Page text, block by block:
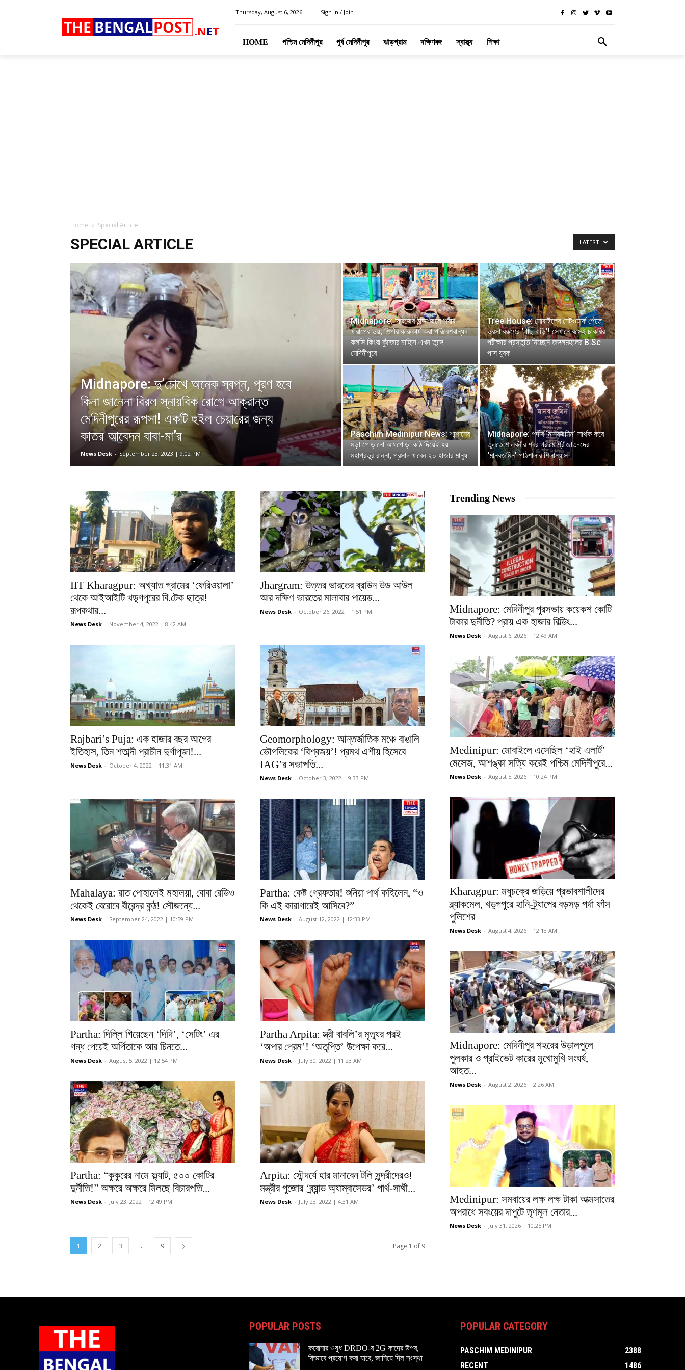
.NET
THE BENGALPOST
Thursday, August 6, 2026 Sign in / Join
HOME পশ্চিম মেদিনীপুর পূর্ব মেদিনীপুর ঝাড়গ্রাম দক্ষিণবঙ্গ স্বাস্থ্য শিক্ষা
Home Special Article
SPECIAL ARTICLE LATEST
Midnapore: দু’চোখে অনেক স্বপ্ন, পূরণ হবে
কিনা জানেনা বিরল স্নায়বিক রোগে আক্রান্ত
মেদিনীপুরের রূপসা! একটি হুইল চেয়ারের জন্য
কাতর আবেদন বাবা-মা’র
News Desk - September 23, 2023 | 9:02 PM
Midnapore: ফ্রিজের ঠান্ডা জলে শরীর
খারাপের ভয়, শিল্পীর কারুকার্য করা পরিবেশবান্ধব
কলসি কিংবা কুঁজোর চাহিদা এখন তুঙ্গে
মেদিনীপুরে
Tree House: মোবাইলের নেটওয়ার্ক পেতে
ভরসা বরুণের ‘গাছ বাড়ি’! সেখানে বসেই চাকরির
পরীক্ষার প্রস্তুতি নিচ্ছেন জঙ্গলমহলের B.Sc
পাস যুবক
Paschim Medinipur News: শ্মশানের
মড়া পোড়ানো আধপোড়া কাঠ দিয়েই হয়
মহাপ্রভুর রান্না, প্রসাদ খাবেন ২০ হাজার মানুষ
Midnapore: পর্দার ‘মানবজমিন’ সার্থক করে
তুলতে শালবনীর শবর গ্রামে শ্রীজাত-দের
‘মানবজমিন’ পাঠশালার শিলান্যাস
IIT Kharagpur: অখ্যাত গ্রামের ‘ফেরিওয়ালা’
থেকে আইআইটি খড়্গপুরের বি.টেক ছাত্র!
রূপকথার...
News Desk - November 4, 2022 | 8:42 AM
Jhargram: উত্তর ভারতের ব্রাউন উড আউল
আর দক্ষিণ ভারতের মালাবার পায়েড...
News Desk - October 26, 2022 | 1:51 PM
Rajbari’s Puja: এক হাজার বছর আগের
ইতিহাস, তিন শতাব্দী প্রাচীন দুর্গাপূজা!...
News Desk - October 4, 2022 | 11:31 AM
Geomorphology: আন্তর্জাতিক মঞ্চে বাঙালি
ভৌগলিকের ‘বিশ্বজয়’! প্রমথ এশীয় হিসেবে
IAG’র সভাপতি...
News Desk - October 3, 2022 | 9:33 PM
Mahalaya: রাত পোহালেই মহালয়া, বোবা রেডিও
থেকেই বেরোবে বীরেন্দ্র কন্ঠ! সৌজন্যে...
News Desk - September 24, 2022 | 10:59 PM
Partha: কেষ্ট গ্রেফতার! শুনিয়া পার্থ কহিলেন, “ও
কি এই কারাগারেই আসিবে?”
News Desk - August 12, 2022 | 12:33 PM
Partha: দিল্লি গিয়েছেন ‘দিদি’, ‘সেটিং’ এর
গন্ধ পেয়েই অর্পিতাকে আর চিনতে...
News Desk - August 5, 2022 | 12:54 PM
Partha Arpita: স্ত্রী বাবলি’র মৃত্যুর পরই
‘অপার প্রেম’! ‘অতৃপ্তি’ উপেক্ষা করে...
News Desk - July 30, 2022 | 11:23 AM
Partha: “কুকুরের নামে ফ্ল্যাট, ৫০০ কোটির
দুর্নীতি!” অক্ষরে অক্ষরে মিলছে বিচারপতি...
News Desk - July 23, 2022 | 12:49 PM
Arpita: সৌন্দর্যে হার মানাবেন টলি সুন্দরীদেরও!
মন্ত্রীর পুজোর ‘ব্র্যান্ড অ্যাম্বাসেডর’ পার্থ-সাথী...
News Desk - July 23, 2022 | 4:31 AM
1 2 3 ... 9 Page 1 of 9
Trending News
Midnapore: মেদিনীপুর পুরসভায় কয়েকশ কোটি
টাকার দুর্নীতি? প্রায় এক হাজার বিল্ডিং...
News Desk - August 6, 2026 | 12:49 AM
Medinipur: মোবাইলে এসেছিল ‘হাই এলার্ট’
মেসেজ, আশঙ্কা সত্যি করেই পশ্চিম মেদিনীপুরে...
News Desk - August 5, 2026 | 10:24 PM
Kharagpur: মধুচক্রে জড়িয়ে প্রভাবশালীদের
ব্ল্যাকমেল, খড়্গপুরে হানি-ট্র্যাপের বড়সড় পর্দা ফাঁস
পুলিশের
News Desk - August 4, 2026 | 12:13 AM
Midnapore: মেদিনীপুর শহরের উড়ালপুলে
পুলকার ও প্রাইভেট কারের মুখোমুখি সংঘর্ষ,
আহত...
News Desk - August 2, 2026 | 2:26 AM
Medinipur: সমবায়ের লক্ষ লক্ষ টাকা আত্মসাতের
অপরাধে সবংয়ের দাপুটে তৃণমূল নেতার...
News Desk - July 31, 2026 | 10:25 PM
POPULAR POSTS
করোনার ওষুধ DRDO-র 2G কাদের উপর,
কিভাবে প্রয়োগ করা যাবে, জানিয়ে দিল সংস্থা
POPULAR CATEGORY
PASCHIM MEDINIPUR
2388
RECENT
1486